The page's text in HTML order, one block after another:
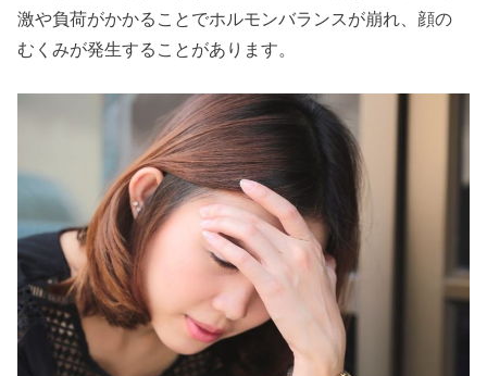
激や負荷がかかることでホルモンバランスが崩れ、顔の
むくみが発生することがあります。